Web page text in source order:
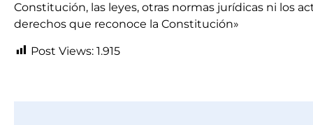
Constitución, las leyes, otras normas jurídicas ni los
derechos que reconoce la Constitución»
Post Views: 1.915